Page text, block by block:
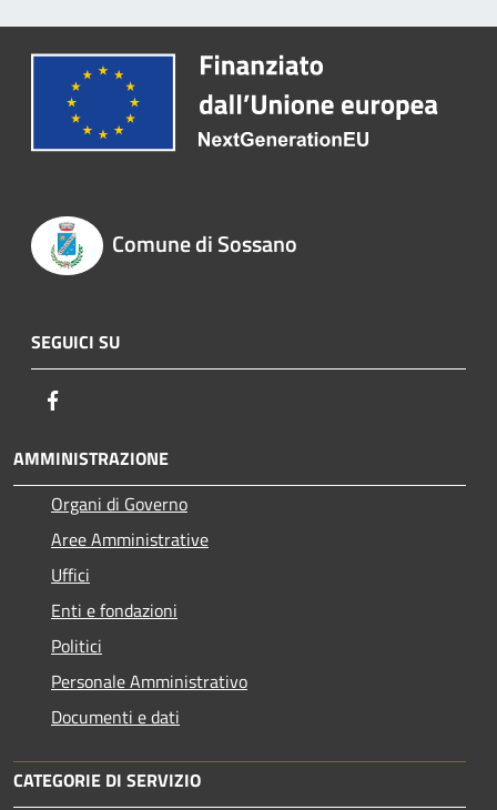
Comune di Sossano
SEGUICI SU
AMMINISTRAZIONE
Organi di Governo
Aree Amministrative
Uffici
Enti e fondazioni
Politici
Personale Amministrativo
Documenti e dati
CATEGORIE DI SERVIZIO